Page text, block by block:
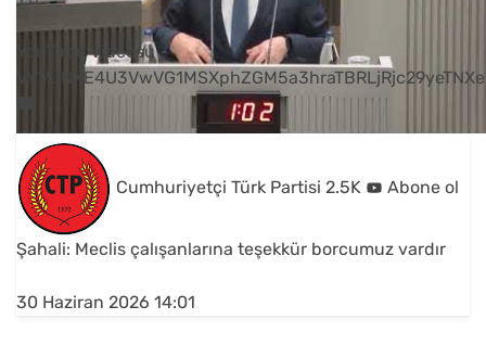
YouTube Videosu
Cumhuriyetçi Türk Partisi 2.5K Abone ol
Şahali: Meclis çalışanlarına teşekkür borcumuz vardır
30 Haziran 2026 14:01